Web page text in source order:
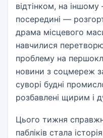
відтінком, на
посередині —
драма місцевого
навчилися
проблему на
новини з соцмереж
суворі будні
розбавлені щирим і
Цього тижня
пабліків стала